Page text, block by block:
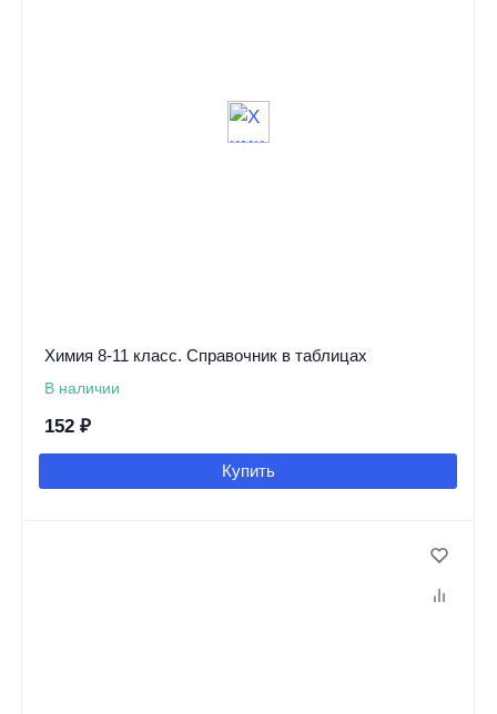
Химия 8-11 класс. Справочник в таблицах
В наличии
152 ₽
Купить